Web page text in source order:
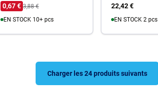
0,67 € 3,88 €
EN STOCK 10+ pcs
22,42 €
EN STOCK 2 pcs
Charger les 24 produits suivants